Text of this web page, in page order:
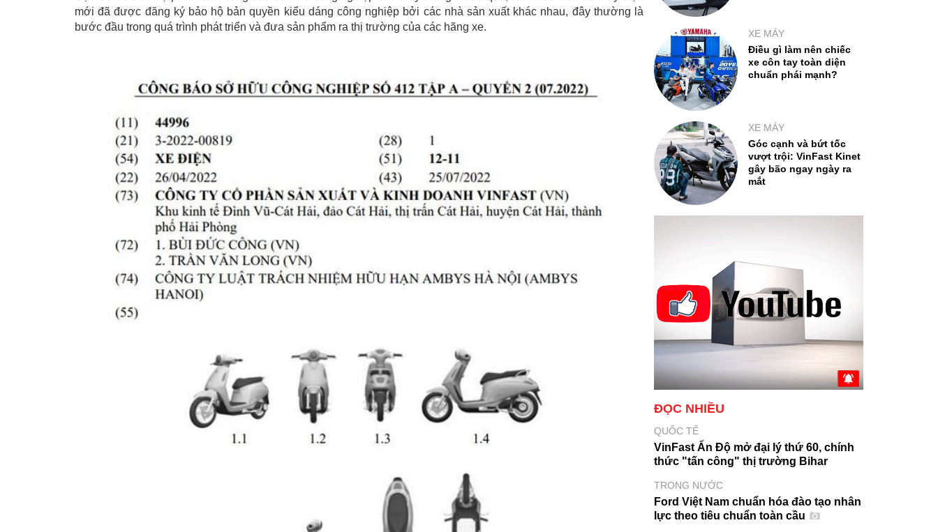
mới đã được đăng ký bảo hộ bản quyền kiểu dáng công nghiệp bởi các nhà sản xuất khác nhau, đây thường là
bước đầu trong quá trình phát triển và đưa sản phẩm ra thị trường của các hãng xe.
XE MÁY
Điều gì làm nên chiếc
xe côn tay toàn diện
chuẩn phái mạnh?
XE MÁY
Góc cạnh và bứt tốc
vượt trội: VinFast Kinet
gây bão ngay ngày ra
mắt
ĐỌC NHIỀU
QUỐC TẾ
VinFast Ấn Độ mở đại lý thứ 60, chính
thức "tấn công" thị trường Bihar
TRONG NƯỚC
Ford Việt Nam chuẩn hóa đào tạo nhân
lực theo tiêu chuẩn toàn cầu